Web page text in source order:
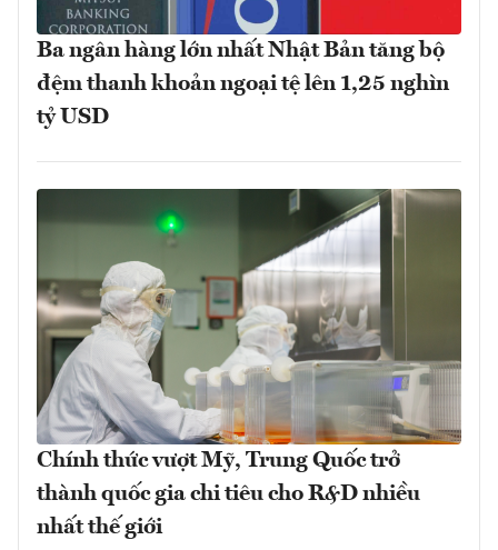
Ba ngân hàng lớn nhất Nhật Bản tăng bộ
đệm thanh khoản ngoại tệ lên 1,25 nghìn
tỷ USD
Chính thức vượt Mỹ, Trung Quốc trở
thành quốc gia chi tiêu cho R&D nhiều
nhất thế giới